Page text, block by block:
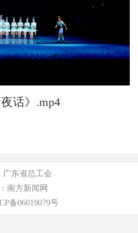
夜话》.mp4
广东省总工会
南方新闻网
备06019079号